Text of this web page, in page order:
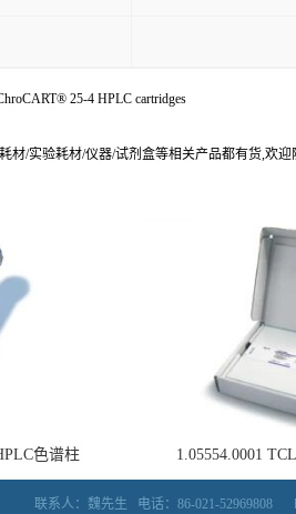
25-4 HPLC cartridges
材/实验耗材/仪器/试剂盒等相关产品都有货,欢
色谱柱 1.05554.0001
联系人：魏先生 电话：86-021-52969808